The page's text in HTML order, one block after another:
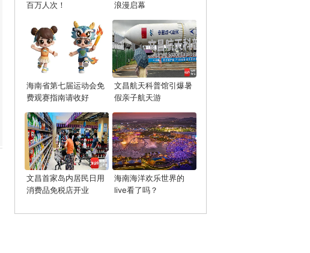
百万人次！
浪漫启幕
海南省第七届运动会免
费观赛指南请收好
文昌航天科普馆引爆暑
假亲子航天游
文昌首家岛内居民日用
消费品免税店开业
海南海洋欢乐世界的
live看了吗？